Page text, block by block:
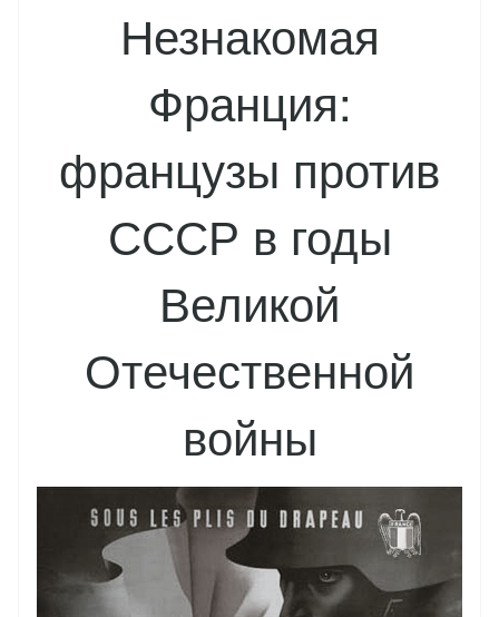
Незнакомая
Франция:
французы против
СССР в годы
Великой
Отечественной
войны